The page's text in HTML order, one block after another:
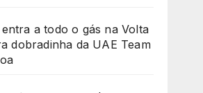
a todo o gás na Volta
dobradinha da UAE Team